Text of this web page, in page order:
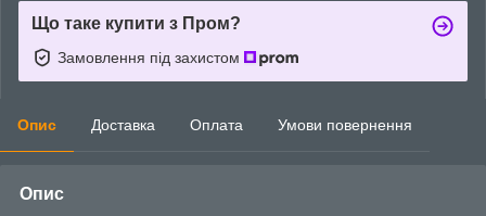
Що таке купити з Пром?
Замовлення під захистом
Опис Доставка Оплата Умови повернення
Опис